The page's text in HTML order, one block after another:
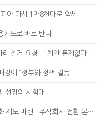
아 다시 1만8천대로 약세
카드로 바로 탄다
리 철거 요청…"치안 문제없다"
경에 “정부와 정책 갈등"
성장의 시험대
도 마련…주식회사 전환 본격화